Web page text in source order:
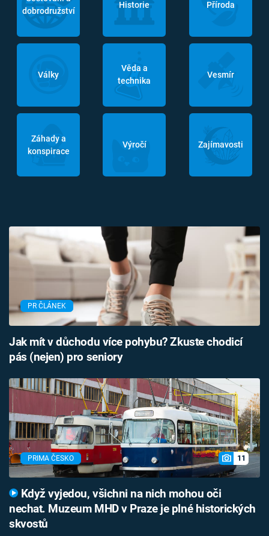
dobrodružství
Historie Příroda
Války
Věda a
technika
Vesmír
Záhady a
konspirace
Výročí Zajímavosti
PR ČLÁNEK
Jak mít v důchodu více pohybu? Zkuste chodicí
pás (nejen) pro seniory
PRIMA ČESKO 11
Když vyjedou, všichni na nich mohou oči
nechat. Muzeum MHD v Praze je plné historických
skvostů